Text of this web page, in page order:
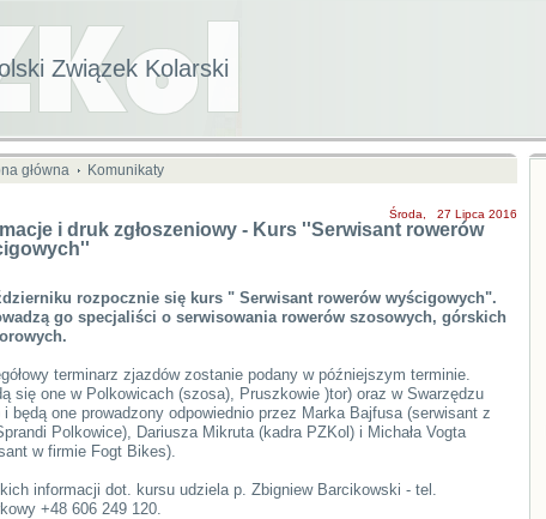
Związek Kolarski
główna Komunikaty
Środa, 27 Lipca 2016
i druk zgłoszeniowy - Kurs ''Serwisant rowerów
rozpocznie się kurs " Serwisant rowerów wyścigowych".
go specjaliści o serwisowania rowerów szosowych, górskich
terminarz zjazdów zostanie podany w późniejszym terminie.
się one w Polkowicach (szosa), Pruszkowie )tor) oraz w Swarzędzu
i będą one prowadzony odpowiednio przez Marka Bajfusa (serwisant z
Polkowice), Dariusza Mikruta (kadra PZKol) i Michała Vogta
w firmie Fogt Bikes).
informacji dot. kursu udziela p. Zbigniew Barcikowski - tel.
+48 606 249 120.